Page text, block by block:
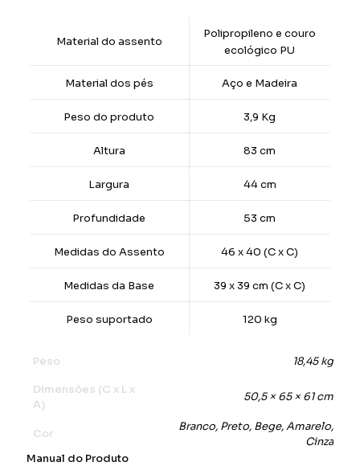
Material do assento
Polipropileno e couro
ecológico PU
Material dos pés Aço e Madeira
Peso do produto 3,9 Kg
Altura 83 cm
Largura 44 cm
Profundidade 53 cm
Medidas do Assento 46 x 40 (C x C)
Medidas da Base 39 x 39 cm (C x C)
Peso suportado 120 kg
Peso 18,45 kg
Dimensões (C x L x
A)
50,5 × 65 × 61 cm
Cor
Branco, Preto, Bege, Amarelo,
Cinza
Manual do Produto